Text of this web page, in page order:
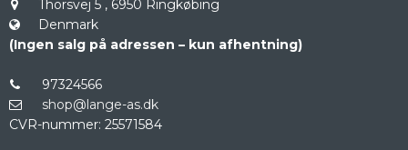
Thorsvej 5 , 6950 Ringkøbing
Denmark
(Ingen salg på adressen – kun afhentning)
97324566
shop@lange-as.dk
CVR-nummer: 25571584